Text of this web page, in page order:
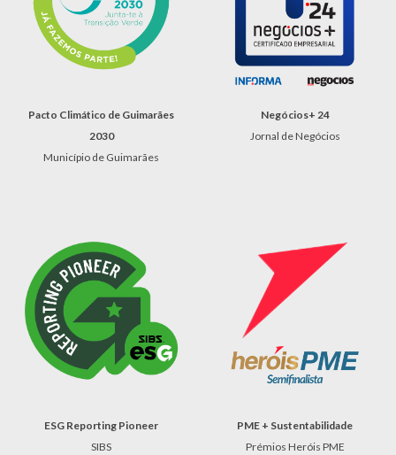
Pacto Climático de Guimarães
2030
Município de Guimarães
Negócios+ 24
Jornal de Negócios
ESG Reporting Pioneer
SIBS
PME + Sustentabilidade
Prémios Heróis PME